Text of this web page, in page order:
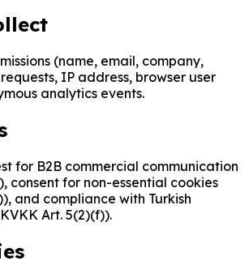
(name, email, company,
IP address, browser user
analytics events.
for B2B commercial communication
consent for non-essential cookies
and compliance with Turkish
Art. 5(2)(f)).